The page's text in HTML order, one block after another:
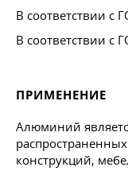
В соответствии с
В соответствии с
ПРИМЕНЕНИЕ
Алюминий
конструкций,